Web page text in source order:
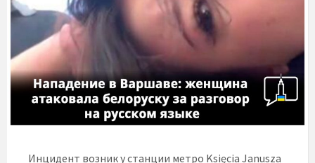
Инцидент возник у станции метро Księcia Janusza